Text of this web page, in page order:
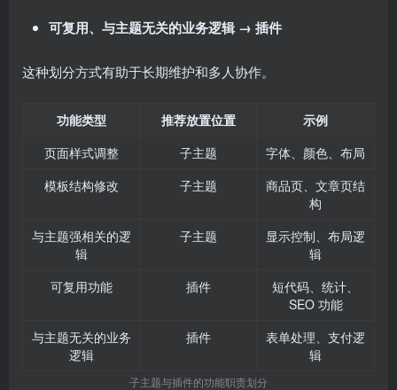
可复用、与主题无关的业务逻辑 → 插件
这种划分方式有助于长期维护和多人协作。
功能类型 推荐放置位置
示例
页面样式调整
子主题
字体、颜色、布局
模板结构修改
子主题
商品页、文章页结
构
与主题强相关的逻
辑
子主题
显示控制、布局逻
辑
可复用功能
插件
短代码、统计、
SEO 功能
与主题无关的业务
逻辑
插件
表单处理、支付逻
辑
子主题与插件的功能职责划分